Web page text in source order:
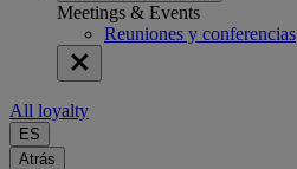
Meetings & Events
Reuniones y conferencias
All loyalty
ES
Atrás